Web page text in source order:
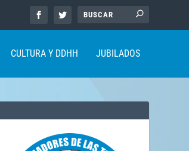
CULTURA Y DDHH JUBILADOS